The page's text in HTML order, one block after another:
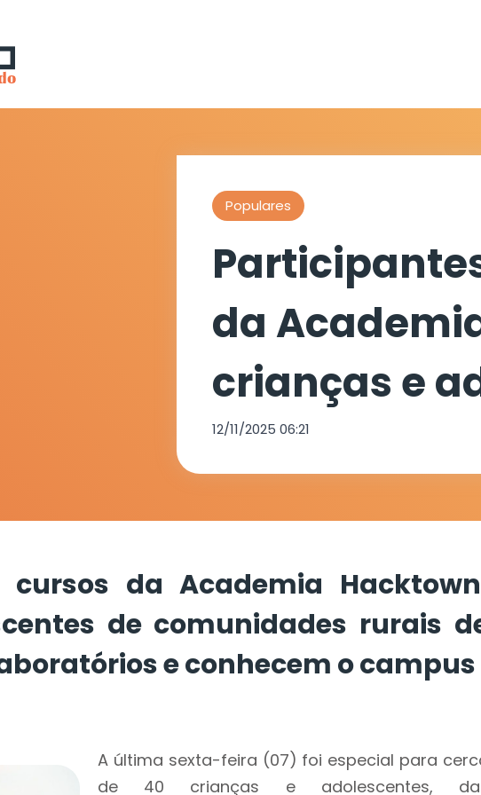
Populares
da
crianças e
de
o campus
12/11/2025 06:21
cursos da Academia
de comunidades rurais
e conhecem o campus
A última sexta-feira (07) foi especial para
de 40 crianças e adolescentes,